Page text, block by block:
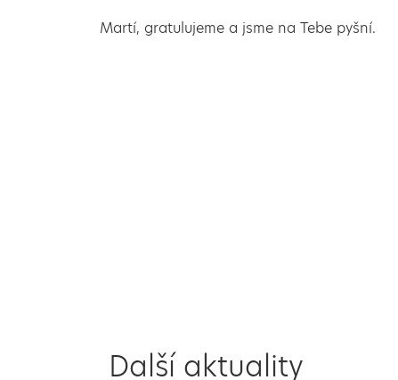
Martí, gratulujeme a jsme na Tebe pyšní.
Další aktuality